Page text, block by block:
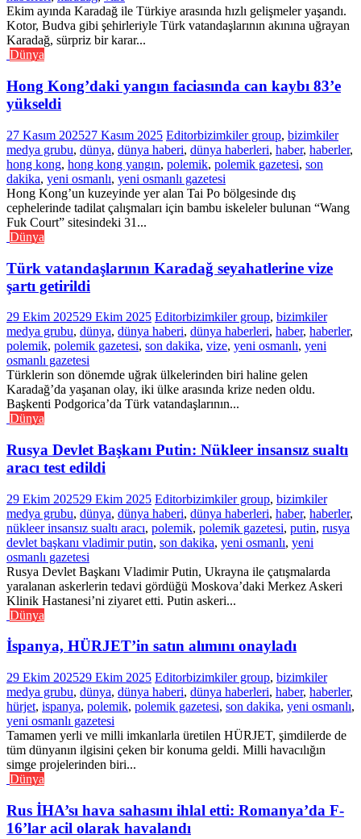
Ekim ayında Karadağ ile Türkiye arasında hızlı gelişmeler yaşandı.
Kotor, Budva gibi şehirleriyle Türk vatandaşlarının akınına uğrayan
Karadağ, sürpriz bir karar...
Dünya
Hong Kong’daki yangın faciasında can kaybı 83’e
yükseldi
27 Kasım 202527 Kasım 2025 Editorbizimkiler group, bizimkiler
medya grubu, dünya, dünya haberi, dünya haberleri, haber, haberler,
hong kong, hong kong yangın, polemik, polemik gazetesi, son
dakika, yeni osmanlı, yeni osmanlı gazetesi
Hong Kong’un kuzeyinde yer alan Tai Po bölgesinde dış
cephelerinde tadilat çalışmaları için bambu iskeleler bulunan “Wang
Fuk Court” sitesindeki 31...
Dünya
Türk vatandaşlarının Karadağ seyahatlerine vize
şartı getirildi
29 Ekim 202529 Ekim 2025 Editorbizimkiler group, bizimkiler
medya grubu, dünya, dünya haberi, dünya haberleri, haber, haberler,
polemik, polemik gazetesi, son dakika, vize, yeni osmanlı, yeni
osmanlı gazetesi
Türklerin son dönemde uğrak ülkelerinden biri haline gelen
Karadağ’da yaşanan olay, iki ülke arasında krize neden oldu.
Başkenti Podgorica’da Türk vatandaşlarının...
Dünya
Rusya Devlet Başkanı Putin: Nükleer insansız sualtı
aracı test edildi
29 Ekim 202529 Ekim 2025 Editorbizimkiler group, bizimkiler
medya grubu, dünya, dünya haberi, dünya haberleri, haber, haberler,
nükleer insansız sualtı aracı, polemik, polemik gazetesi, putin, rusya
devlet başkanı vladimir putin, son dakika, yeni osmanlı, yeni
osmanlı gazetesi
Rusya Devlet Başkanı Vladimir Putin, Ukrayna ile çatışmalarda
yaralanan askerlerin tedavi gördüğü Moskova’daki Merkez Askeri
Klinik Hastanesi’ni ziyaret etti. Putin askeri...
Dünya
İspanya, HÜRJET’in satın alımını onayladı
29 Ekim 202529 Ekim 2025 Editorbizimkiler group, bizimkiler
medya grubu, dünya, dünya haberi, dünya haberleri, haber, haberler,
hürjet, ispanya, polemik, polemik gazetesi, son dakika, yeni osmanlı,
yeni osmanlı gazetesi
Tamamen yerli ve milli imkanlarla üretilen HÜRJET, şimdilerde de
tüm dünyanın ilgisini çeken bir konuma geldi. Milli havacılığın
simge projelerinden biri...
Dünya
Rus İHA’sı hava sahasını ihlal etti: Romanya’da F-
16’lar acil olarak havalandı